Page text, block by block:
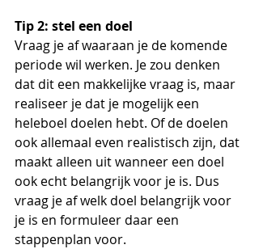
Tip 2: stel een doel
Vraag je af waaraan je de komende
periode wil werken. Je zou denken
dat dit een makkelijke vraag is, maar
realiseer je dat je mogelijk een
heleboel doelen hebt. Of de doelen
ook allemaal even realistisch zijn, dat
maakt alleen uit wanneer een doel
ook echt belangrijk voor je is. Dus
vraag je af welk doel belangrijk voor
je is en formuleer daar een
stappenplan voor.